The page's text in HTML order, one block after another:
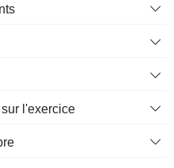
l'exercice